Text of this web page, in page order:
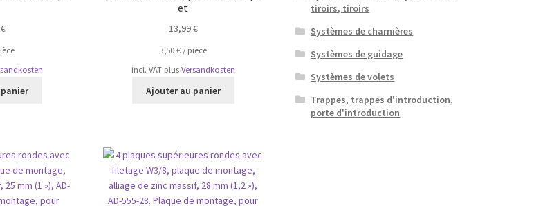
€
et
13,99€
3,50 €/ pièce
incl. VAT plus Versandkosten
Ajouter au panier
tiroirs, tiroirs
Systèmes de charnières
Systèmes de guidage
Systèmes de volets
Trappes, trappes d'introduction,
porte d'introduction